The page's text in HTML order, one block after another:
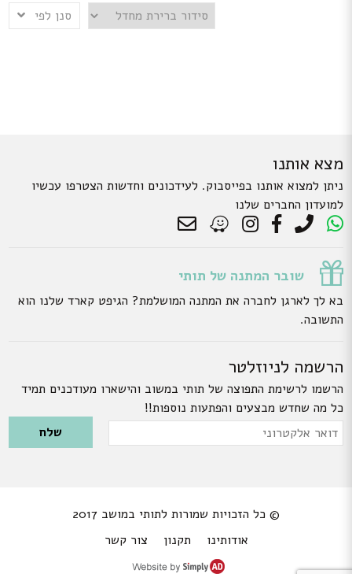
סנן לפי
מצא אותנו
ניתן למצוא אותנו בפייסבוק. לעידכונים וחדשות הצטרפו עכשיו
למועדון החברים שלנו
שובר המתנה של תותי
בא לך לארגן לחברה את המתנה המושלמת? הגיפט קארד שלנו הוא
התשובה.
הרשמה לניוזלטר
הרשמו לרשימת התפוצה של תותי במשוב והישארו מעודכנים תמיד
כל מה שחדש מבצעים והפתעות נוספות!!
Please leave this field empty.
דואר
© כל הזכויות שמורות לתותי במושב 2017
אודותינו
תקנון צור קשר